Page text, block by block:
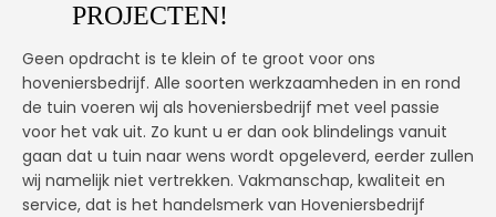
PROJECTEN!
Geen opdracht is te klein of te groot voor ons
hoveniersbedrijf. Alle soorten werkzaamheden in en rond
de tuin voeren wij als hoveniersbedrijf met veel passie
voor het vak uit. Zo kunt u er dan ook blindelings vanuit
gaan dat u tuin naar wens wordt opgeleverd, eerder zullen
wij namelijk niet vertrekken. Vakmanschap, kwaliteit en
service, dat is het handelsmerk van Hoveniersbedrijf